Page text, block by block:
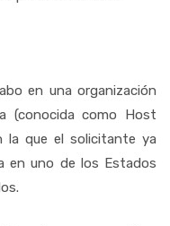
en una organización
(conocida como Host
la que el solicitante ya
en uno de los Estados